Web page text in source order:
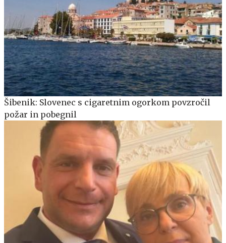
Šibenik: Slovenec s cigaretnim ogorkom povzročil
požar in pobegnil